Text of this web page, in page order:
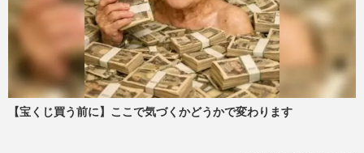
【宝くじ買う前に】ここで気づくかどうかで変わります